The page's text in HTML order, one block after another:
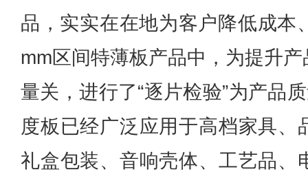
品，实实在在地为客户降低成本
mm区间特薄板产品中，为提升
量关，进行了“逐片检验”为产品
度板已经广泛应用于高档家具、
礼盒包装、音响壳体、工艺品、